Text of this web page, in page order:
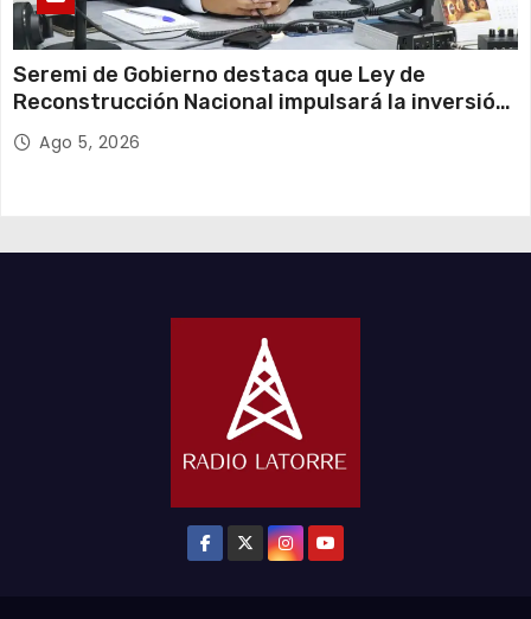
Seremi de Gobierno destaca que Ley de
Reconstrucción Nacional impulsará la inversión
y el empleo en Tarapacá
Ago 5, 2026